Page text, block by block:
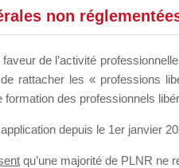
DU
non
de l’activité
rattacher les « professions
des professionnels
depuis le 1er janvier
qu’une majorité de PLNR ne